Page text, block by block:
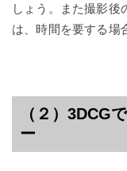
しょう。また撮影後
は、時間を要する場
（２）3DCG
ー